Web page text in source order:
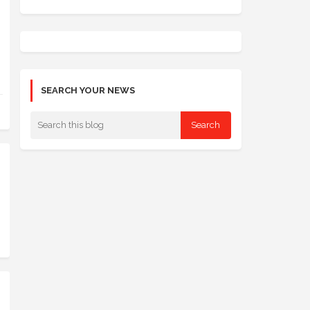
SEARCH YOUR NEWS